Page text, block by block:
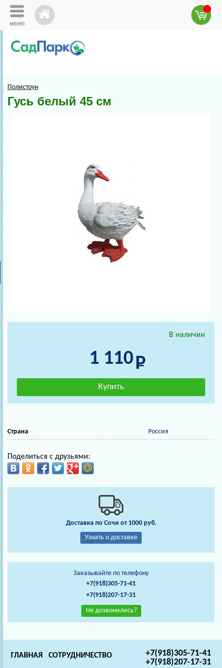
Полистоун
Гусь белый 45 см
В наличии
1 110
Страна Россия
Поделиться с друзьями:
Доставка по Сочи от 1000 руб.
Узнать о доставке
Заказывайте по телефону
+7(918)305-71-41
+7(918)207-17-31
Не дозвонились?
+7(918)305-71-41
+7(918)207-17-31
ГЛАВНАЯ СОТРУДНИЧЕСТВО